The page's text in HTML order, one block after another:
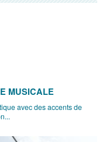
MUSICALE
avec des accents de